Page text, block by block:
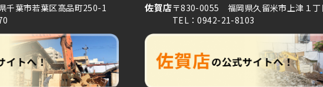
葉市若葉区高品町250-1
佐賀店〒830-0055 福岡県久留米市上津１丁
TEL：0942-21-8103